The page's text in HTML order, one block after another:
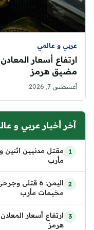
عربي و عالمي
ارتفاع أسعار
مضيق هرمز
أغسطس 7, 2026
آخر أخبار عربي و
مأرب
اليمن: 6
مخيمات مأرب
ارتفاع أسعار
هرمز